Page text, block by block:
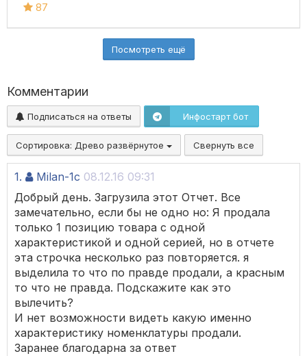
87
Посмотреть ещё
Комментарии
Подписаться на ответы Инфостарт бот
Сортировка: Древо развёрнутое Свернуть все
1. Milan-1c 08.12.16 09:31
Добрый день. Загрузила этот Отчет. Все
замечательно, если бы не одно но: Я продала
только 1 позицию товара с одной
характеристикой и одной серией, но в отчете
эта строчка несколько раз повторяется. я
выделила то что по правде продали, а красным
то что не правда. Подскажите как это
вылечить?
И нет возможности видеть какую именно
характеристику номенклатуры продали.
Заранее благодарна за ответ